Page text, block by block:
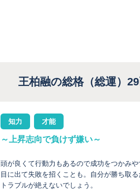
王柏融の総格（総運）
知力 才能
～上昇志向で負けず嫌い～
頭が良くて行動力もあるので成功をつかみ
目に出て失敗を招くことも。自分が勝ち取
トラブルが絶えないでしょう。